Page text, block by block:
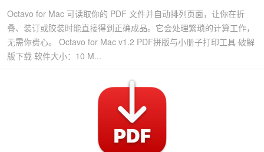
Octavo for Mac 可读取你的 PDF 文件并自动排列页面，让你在折
叠、装订或胶装时能直接得到正确成品。它会处理繁琐的计算工作，
无需你费心。 Octavo for Mac v1.2 PDF拼版与小册子打印工具 破解
版下载 软件大小：10 M...